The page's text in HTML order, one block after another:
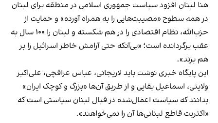
هنا لبنان افزود سیاست جمهوری اسلامی در منطقه برای لبنان
در همه سطوح «مصیبت‌هایی را به همراه آورده» و حمایت از
حزب‌الله، نظام اقتصادی را در هم شکسته و لبنان را ۱۰۰ سال به
عقب برگردانده است؛ «بی‌آنکه حتی آرامش خاطر اسرائیل را بر
هم بزند».
این پایگاه خبری نوشت باید لاریجانی، عباس عراقچی، علی‌اکبر
ولایتی، اسماعیل بقایی و از طریق آن‌ها «بزرگ و کوچک ایران»
بدانند که سیاست اعمال‌شده در قبال لبنان سیاستی است که
«اکثریت قاطع لبنانی‌ها آن را نمی‌خواهند».